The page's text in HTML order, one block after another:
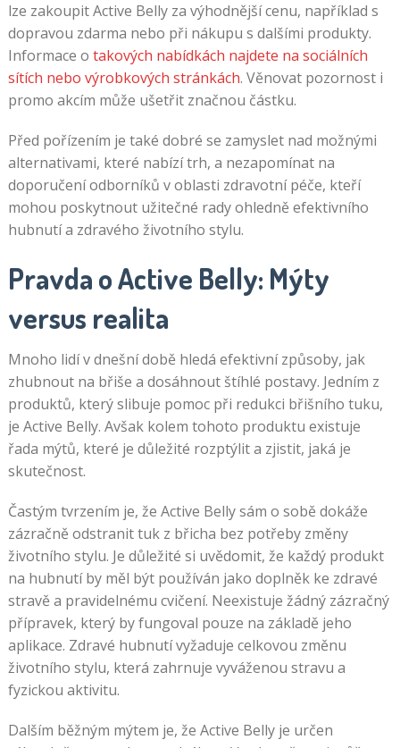
lze zakoupit Active Belly za výhodnější cenu, například s
dopravou zdarma nebo při nákupu s dalšími produkty.
Informace o takových nabídkách najdete na sociálních
sítích nebo výrobkových stránkách. Věnovat pozornost i
promo akcím může ušetřit značnou částku.
Před pořízením je také dobré se zamyslet nad možnými
alternativami, které nabízí trh, a nezapomínat na
doporučení odborníků v oblasti zdravotní péče, kteří
mohou poskytnout užitečné rady ohledně efektivního
hubnutí a zdravého životního stylu.
Pravda o Active Belly: Mýty
versus realita
Mnoho lidí v dnešní době hledá efektivní způsoby, jak
zhubnout na břiše a dosáhnout štíhlé postavy. Jedním z
produktů, který slibuje pomoc při redukci břišního tuku,
je Active Belly. Avšak kolem tohoto produktu existuje
řada mýtů, které je důležité rozptýlit a zjistit, jaká je
skutečnost.
Častým tvrzením je, že Active Belly sám o sobě dokáže
zázračně odstranit tuk z břicha bez potřeby změny
životního stylu. Je důležité si uvědomit, že každý produkt
na hubnutí by měl být používán jako doplněk ke zdravé
stravě a pravidelnému cvičení. Neexistuje žádný zázračný
přípravek, který by fungoval pouze na základě jeho
aplikace. Zdravé hubnutí vyžaduje celkovou změnu
životního stylu, která zahrnuje vyváženou stravu a
fyzickou aktivitu.
Dalším běžným mýtem je, že Active Belly je určen